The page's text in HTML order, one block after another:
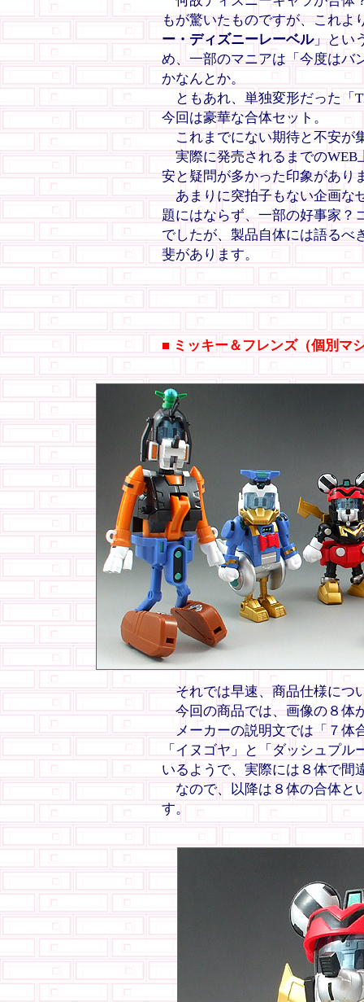
もが驚いたものですが、これよ
ー・ディズニーレーベル」とい
め、一部のマニアは「今度はバ
かなんとか。
ともあれ、単独変形だった「
今回は豪華な合体セット。
これまでにない期待と不安が
実際に発売されるまでのWEB
安と疑問が多かった印象があり
あまりに突拍子もない企画な
題にはならず、一部の好事家？
でしたが、製品自体には語るべ
斐があります。
■ ミッキー＆フレンズ（個別マ
それでは早速、商品仕様につ
今回の商品では、画像の８体
メーカーの説明文では「７体
「イヌゴヤ」と「ダッシュプ
いるようで、実際には８体で間
なので、以降は８体の合体と
す。